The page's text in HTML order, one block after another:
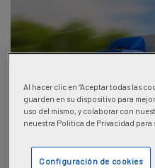
Es posible transportar más
Al hacer clic en “Aceptar todas las
guarden en su dispositivo para
uso del mismo, y colaborar con
neuestra Politica de Privacidad para
Configuración de cookies